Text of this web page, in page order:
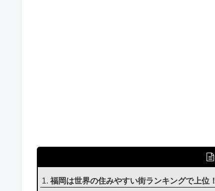
福岡は世界の住みやすい街ランキングで上位！